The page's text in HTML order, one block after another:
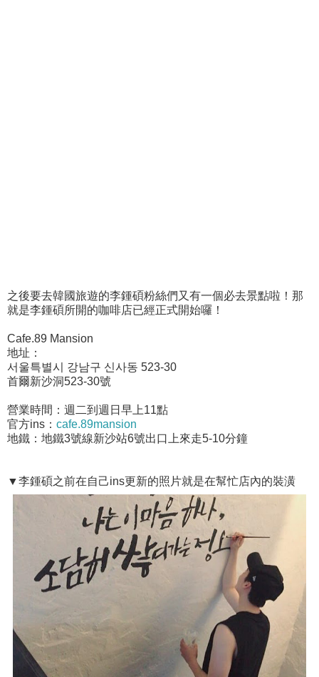
之後要去韓國旅遊的李鍾碩粉絲們又有一個必去景點啦！那
就是李鍾碩所開的咖啡店已經正式開始囉！
Cafe.89 Mansion
地址：
서울특별시 강남구 신사동 523-30
首爾新沙洞523-30號
營業時間：週二到週日早上11點
官方ins： cafe.89mansion
地鐵：地鐵3號線新沙站6號出口上來走5-10分鐘
▼李鍾碩之前在自己ins更新的照片就是在幫忙店內的裝潢